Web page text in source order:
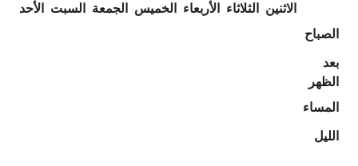
الاثنين الثلاثاء الأربعاء الخميس الجمعة السبت
الأحد
الصباح
بعد
الظهر
المساء
الليل